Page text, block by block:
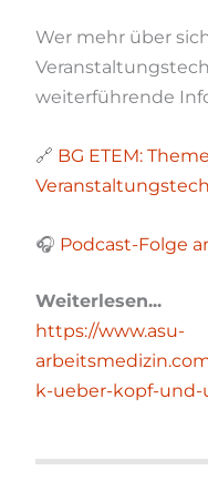
Wer mehr über
weiterführende
🔗 BG ETEM:
🎧 Podcast-Folge
Weiterlesen...
https://www.asu-
k-ueber-kopf-